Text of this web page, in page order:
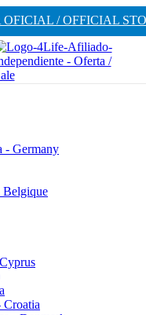
/ OFFICIAL
- Germany